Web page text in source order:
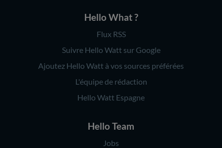
Hello What ?
Flux RSS
Suivre Hello Watt sur Google
Ajoutez Hello Watt à vos sources préférées
L'équipe de rédaction
Hello Watt Espagne
Hello Team
Jobs